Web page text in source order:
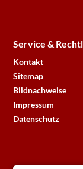
Service &
Kontakt
Sitemap
Bildnachweise
Impressum
Datenschutz